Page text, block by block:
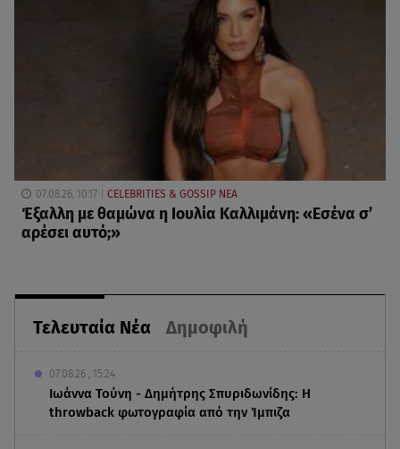
Τελευταία Νέα Δημοφιλή
07.08.26 , 15:24
Ιωάννα Τούνη - Δημήτρης Σπυριδωνίδης: Η
throwback φωτογραφία από την Ίμπιζα
07.08.26, 10:17 CELEBRITIES & GOSSIP ΝΕΑ
Έξαλλη με θαμώνα η Ιουλία Καλλιμάνη: «Εσένα σ’
αρέσει αυτό;»